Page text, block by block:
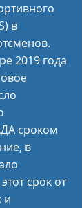
в
2019 года
сроком
в
срок от
и